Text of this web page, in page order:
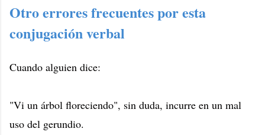
Otro errores frecuentes por esta
conjugación verbal
Cuando alguien dice:
"Vi un árbol floreciendo", sin duda, incurre en un mal
uso del gerundio.